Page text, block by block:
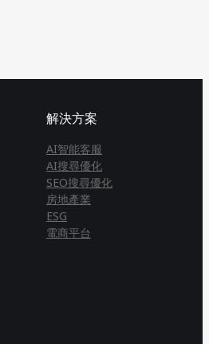
解決方案
AI智能客服
AI搜尋優化
SEO搜尋優化
房地產業
ESG
電商平台